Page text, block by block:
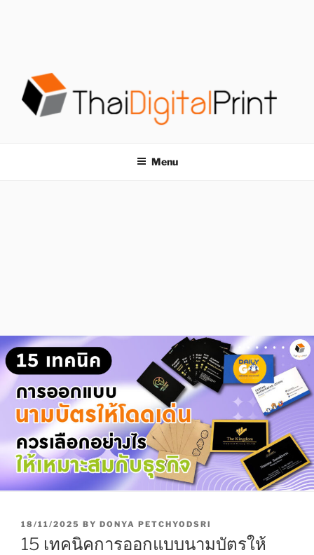
THAIDIGITALPRINT
Menu
P
O
S
18/11/2025 BY DONYA PETCHYODSRI
15 เทคนิคการออกแบบนามบัตรให้